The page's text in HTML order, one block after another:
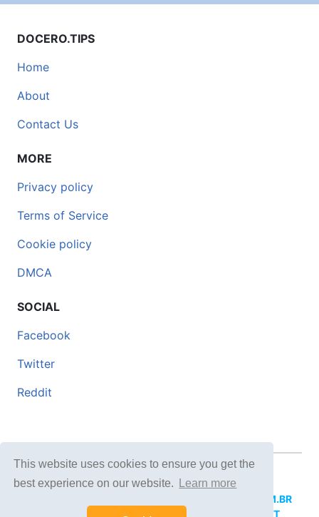
This website uses cookies to ensure you get the
best experience on our website.
Learn more
DOCERO.TIPS
Home
About
Contact Us
MORE
Privacy policy
Terms of Service
Cookie policy
DMCA
SOCIAL
Facebook
Twitter
Reddit
© 2026 DOCERO.TIPS
DOCERI.COM.BR
DOCERO.PL DOCERO.NET